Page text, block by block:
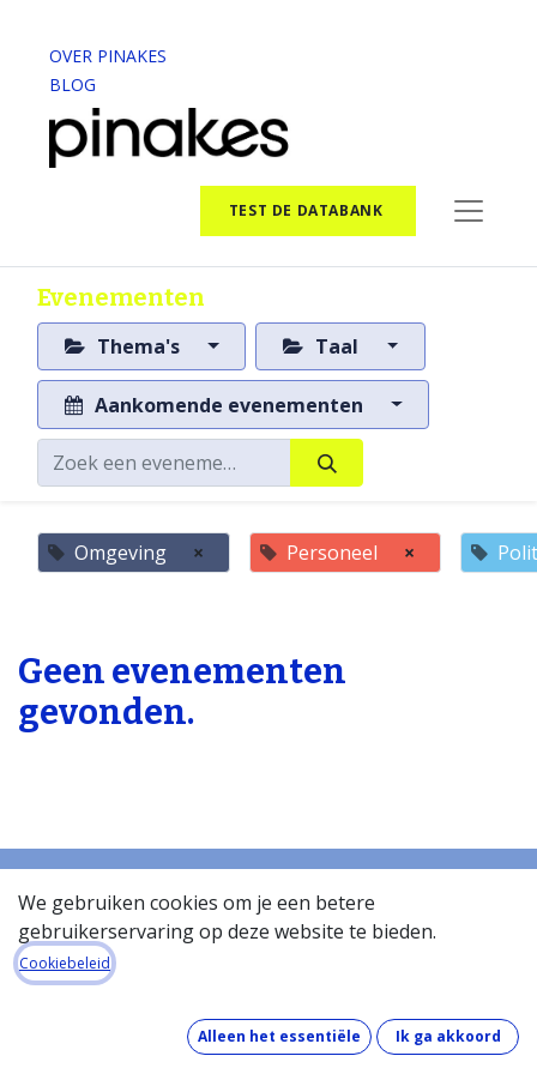
OVER PINAKES
BLOG
TEST DE DATABANK
Evenementen
Thema's Taal
Aankomende evenementen
Omgeving × Personeel ×
Geen evenementen
gevonden.
Startpagina
Over de databank
Hoe werkt de databank?
Wat zit er in de databank?
We gebruiken cookies om je een betere
gebruikerservaring op deze website te bieden.
Cookiebeleid
Alleen het essentiële Ik ga akkoord